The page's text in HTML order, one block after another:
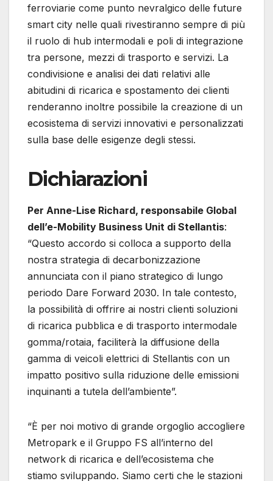
ferroviarie come punto nevralgico delle future
smart city nelle quali rivestiranno sempre di più
il ruolo di hub intermodali e poli di integrazione
tra persone, mezzi di trasporto e servizi. La
condivisione e analisi dei dati relativi alle
abitudini di ricarica e spostamento dei clienti
renderanno inoltre possibile la creazione di un
ecosistema di servizi innovativi e personalizzati
sulla base delle esigenze degli stessi.
Dichiarazioni
Per Anne-Lise Richard, responsabile Global
dell’e-Mobility Business Unit di Stellantis:
“Questo accordo si colloca a supporto della
nostra strategia di decarbonizzazione
annunciata con il piano strategico di lungo
periodo Dare Forward 2030. In tale contesto,
la possibilità di offrire ai nostri clienti soluzioni
di ricarica pubblica e di trasporto intermodale
gomma/rotaia, faciliterà la diffusione della
gamma di veicoli elettrici di Stellantis con un
impatto positivo sulla riduzione delle emissioni
inquinanti a tutela dell’ambiente”.
“È per noi motivo di grande orgoglio accogliere
Metropark e il Gruppo FS all’interno del
network di ricarica e dell’ecosistema che
stiamo sviluppando. Siamo certi che le stazioni